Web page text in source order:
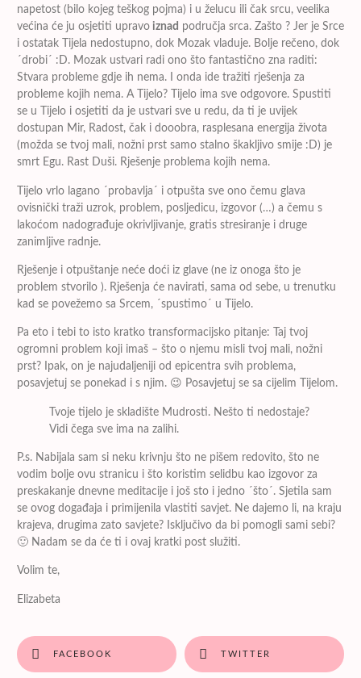
napetost (bilo kojeg teškog pojma) i u želucu ili čak srcu, veelika
većina će ju osjetiti upravo iznad područja srca. Zašto ? Jer je Srce
i ostatak Tijela nedostupno, dok Mozak vladuje. Bolje rečeno, dok
´drobi´ :D. Mozak ustvari radi ono što fantastično zna raditi:
Stvara probleme gdje ih nema. I onda ide tražiti rješenja za
probleme kojih nema. A Tijelo? Tijelo ima sve odgovore. Spustiti
se u Tijelo i osjetiti da je ustvari sve u redu, da ti je uvijek
dostupan Mir, Radost, čak i dooobra, rasplesana energija života
(možda se tvoj mali, nožni prst samo stalno škakljivo smije :D) je
smrt Egu. Rast Duši. Rješenje problema kojih nema.
Tijelo vrlo lagano ´probavlja´ i otpušta sve ono čemu glava
ovisnički traži uzrok, problem, posljedicu, izgovor (…) a čemu s
lakoćom nadograđuje okrivljivanje, gratis stresiranje i druge
zanimljive radnje.
Rješenje i otpuštanje neće doći iz glave (ne iz onoga što je
problem stvorilo ). Rješenja će navirati, sama od sebe, u trenutku
kad se povežemo sa Srcem, ´spustimo´ u Tijelo.
Pa eto i tebi to isto kratko transformacijsko pitanje: Taj tvoj
ogromni problem koji imaš – što o njemu misli tvoj mali, nožni
prst? Ipak, on je najudaljeniji od epicentra svih problema,
posavjetuj se ponekad i s njim. 😉 Posavjetuj se sa cijelim Tijelom.
Tvoje tijelo je skladište Mudrosti. Nešto ti nedostaje?
Vidi čega sve ima na zalihi.
P.s. Nabijala sam si neku krivnju što ne pišem redovito, što ne
vodim bolje ovu stranicu i što koristim selidbu kao izgovor za
preskakanje dnevne meditacije i još sto i jedno ´što´. Sjetila sam
se ovog događaja i primijenila vlastiti savjet. Ne dajemo li, na kraju
krajeva, drugima zato savjete? Isključivo da bi pomogli sami sebi?
🙂 Nadam se da će ti i ovaj kratki post služiti.
Volim te,
Elizabeta
FACEBOOK TWITTER